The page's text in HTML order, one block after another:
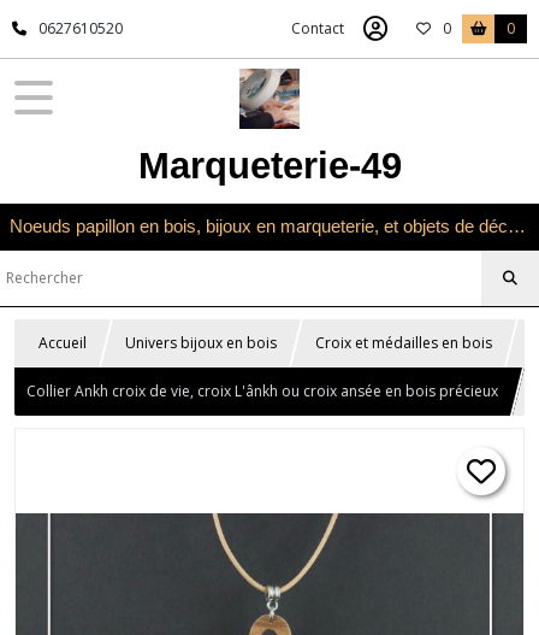
0627610520 Contact 0 0
Marqueterie-49
Noeuds papillon en bois, bijoux en marqueterie, et objets de décoration en marqueterie bois
Accueil Univers bijoux en bois Croix et médailles en bois
Collier Ankh croix de vie, croix L'ânkh ou croix ansée en bois précieux